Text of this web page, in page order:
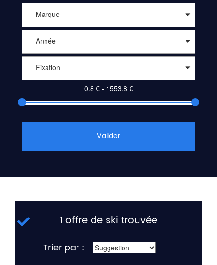
Marque
Année
Fixation
Valider
1 offre de ski trouvée
Trier par :